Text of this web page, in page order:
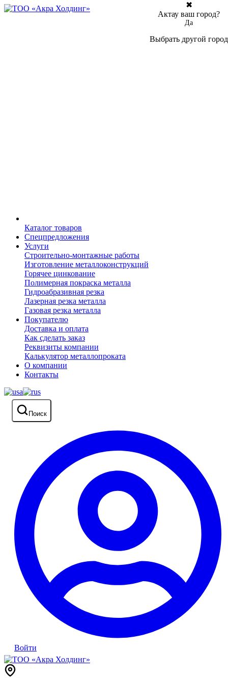
Каталог товаров
Спецпредложения
Услуги
Строительно-монтажные работы
Изготовление металлоконструкций
Горячее цинкование
Полимерная покраска металла
Гидроабразивная резка
Лазерная резка металла
Газовая резка металла
Покупателю
Доставка и оплата
Как сделать заказ
Реквизиты компании
Калькулятор металлопроката
О компании
Контакты
Поиск
Войти
✖
Актау ваш город?
Да
Выбрать другой город